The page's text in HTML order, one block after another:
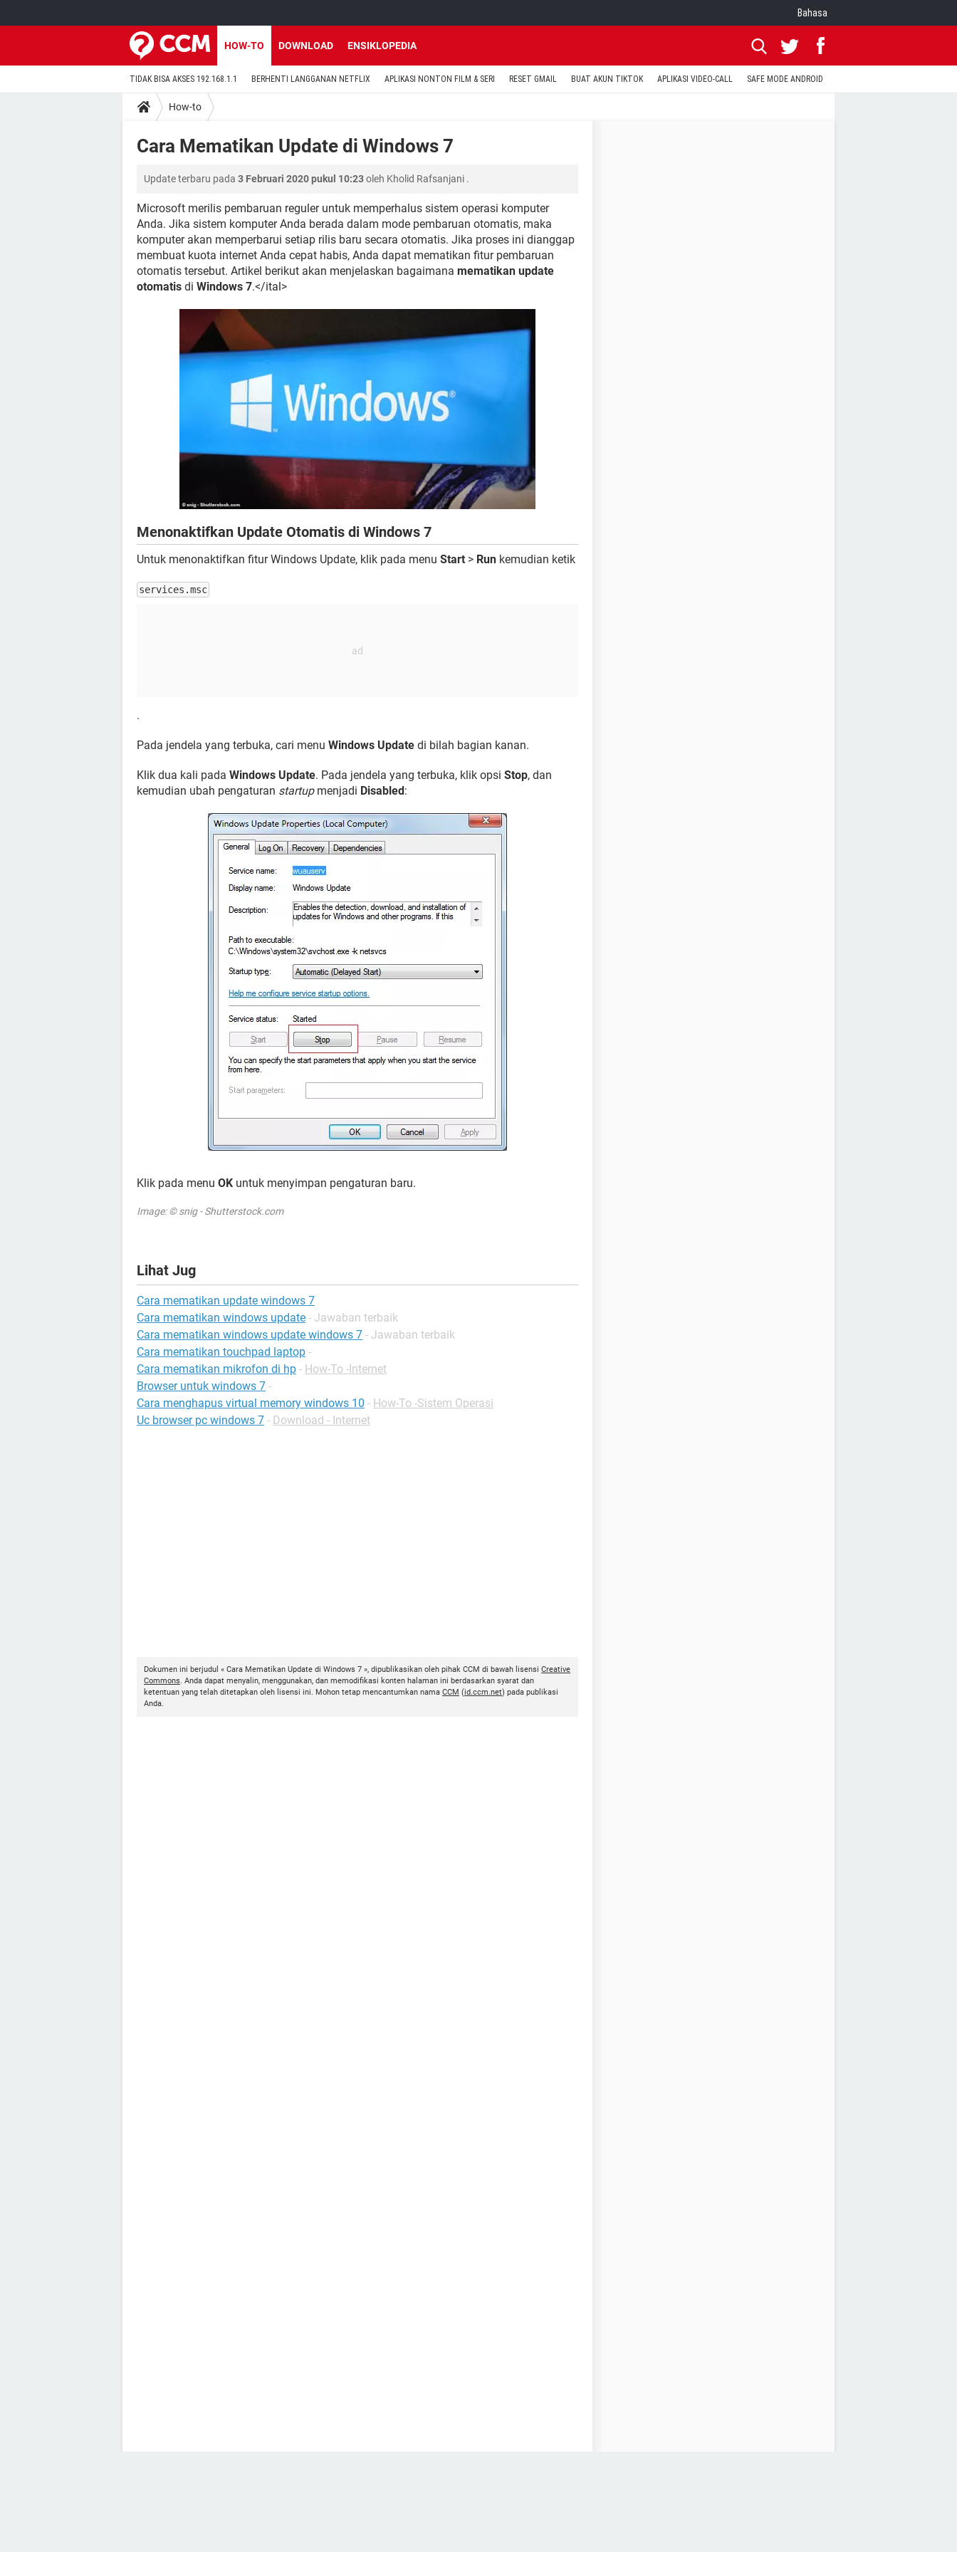
Bahasa
HOW-TO DOWNLOAD ENSIKLOPEDIA
TIDAK BISA AKSES 192.168.1.1 BERHENTI LANGGANAN NETFLIX APLIKASI NONTON FILM & SERI RESET GMAIL BUAT AKUN TIKTOK APLIKASI VIDEO-CALL SAFE MODE ANDROID
How-to
Cara Mematikan Update di Windows 7
Update terbaru pada 3 Februari 2020 pukul 10:23oleh Kholid Rafsanjani .
Microsoft merilis pembaruan reguler untuk memperhalus sistem operasi komputer
Anda. Jika sistem komputer Anda berada dalam mode pembaruan otomatis, maka
komputer akan memperbarui setiap rilis baru secara otomatis. Jika proses ini dianggap
membuat kuota internet Anda cepat habis, Anda dapat mematikan fitur pembaruan
otomatis tersebut. Artikel berikut akan menjelaskan bagaimana mematikan update
otomatis di Windows 7.</ital>
Menonaktifkan Update Otomatis di Windows 7
Untuk menonaktifkan fitur Windows Update, klik pada menu Start > Run kemudian ketik
services.msc
.
Pada jendela yang terbuka, cari menu Windows Update di bilah bagian kanan.
Klik dua kali pada Windows Update. Pada jendela yang terbuka, klik opsi Stop, dan
kemudian ubah pengaturan startupmenjadi Disabled:
Klik pada menu OK untuk menyimpan pengaturan baru.
Image: © snig - Shutterstock.com
Lihat Jug
Cara mematikan update windows 7
Cara mematikan windows update - Jawaban terbaik
Cara mematikan windows update windows 7 - Jawaban terbaik
Cara mematikan touchpad laptop -
Cara mematikan mikrofon di hp - How-To -Internet
Browser untuk windows 7 -
Cara menghapus virtual memory windows 10 - How-To -Sistem Operasi
Uc browser pc windows 7 - Download - Internet
Dokumen ini berjudul « Cara Mematikan Update di Windows 7 », dipublikasikan oleh pihak CCM di bawah lisensi Creative
Commons. Anda dapat menyalin, menggunakan, dan memodifikasi konten halaman ini berdasarkan syarat dan
ketentuan yang telah ditetapkan oleh lisensi ini. Mohon tetap mencantumkan nama CCM (id.ccm.net) pada publikasi
Anda.